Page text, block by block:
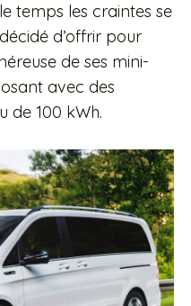
temps les craintes se
d’offrir pour
de ses mini-
avec des
de 100 kWh.